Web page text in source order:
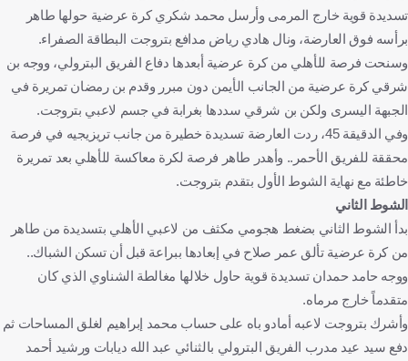
تسديدة قوية خارج المرمى وأرسل محمد شكري كرة عرضية حولها طاهر
برأسه فوق العارضة، ونال هادي رياض مدافع بتروجت البطاقة الصفراء.
وسنحت فرصة للأهلي من كرة عرضية أبعدها دفاع الفريق البترولي، ووجه بن
شرقي كرة عرضية من الجانب الأيمن دون مبرر وقدم بن رمضان تمريرة في
الجبهة اليسرى ولكن بن شرقي سددها بغرابة في جسم لاعبي بتروجت.
وفي الدقيقة 45، ردت العارضة تسديدة خطيرة من جانب تريزيجيه في فرصة
محققة للفريق الأحمر.. وأهدر طاهر فرصة لكرة معاكسة للأهلي بعد تمريرة
خاطئة مع نهاية الشوط الأول بتقدم بتروجت.
الشوط الثاني
بدأ الشوط الثاني بضغط هجومي مكثف من لاعبي الأهلي بتسديدة من طاهر
من كرة عرضية تألق عمر صلاح في إبعادها ببراعة قبل أن تسكن الشباك..
ووجه حامد حمدان تسديدة قوية حاول خلالها مغالطة الشناوي الذي كان
متقدماً خارج مرماه.
وأشرك بتروجت لاعبه أمادو باه على حساب محمد إبراهيم لغلق المساحات ثم
دفع سيد عيد مدرب الفريق البترولي بالثنائي عبد الله ديابات ورشيد أحمد